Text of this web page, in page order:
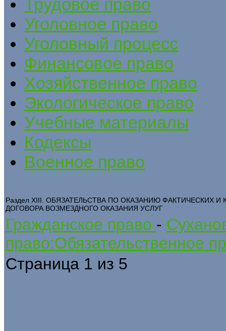
Трудовое право
Уголовное право
Уголовный процесс
Финансовое право
Хозяйственное право
Экологическое право
Учебные материалы
Кодексы
Военное право
Раздел XIII. ОБЯЗАТЕЛЬСТВА ПО ОКАЗАНИЮ ФАКТИЧЕСКИХ И
ДОГОВОРА ВОЗМЕЗДНОГО ОКАЗАНИЯ УСЛУГ
Гражданское право -
право:Обязательственное
Страница 1 из 5